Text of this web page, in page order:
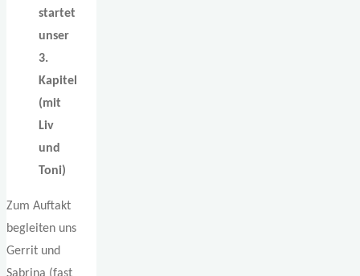
startet
unser
3.
Kapitel
(mit
Liv
und
Toni)
Zum Auftakt
begleiten uns
Gerrit und